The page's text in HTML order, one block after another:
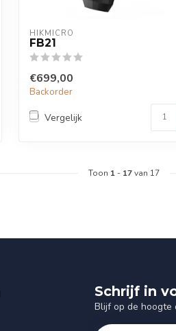
HIKMICRO
FB21
€699,00
Backorder
Vergelijk
Toon 1 - 17van 17
Schrijf in
Blijf op de hoogte